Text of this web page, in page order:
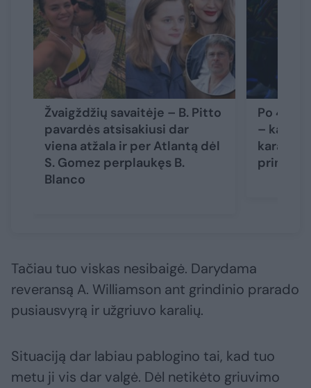
Žvaigždžių savaitėje – B. Pitto
pavardės atsisakiusi dar
viena atžala ir per Atlantą dėl
S. Gomez perplaukęs B.
Blanco
Po 4
–
princo
Tačiau tuo viskas nesibaigė. Darydama
reveransą A. Williamson ant grindinio prarado
pusiausvyrą ir užgriuvo karalių.
Situaciją dar labiau pablogino tai, kad tuo
metu ji vis dar valgė. Dėl netikėto griuvimo